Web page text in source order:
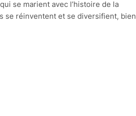
se marient avec l’histoire de la
se réinventent et se diversifient, bien